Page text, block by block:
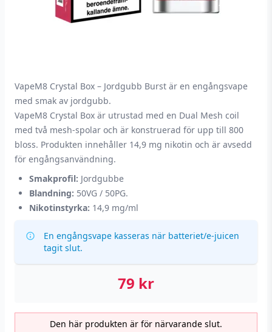
VapeM8 Crystal Box – Jordgubb Burst är en engångsvape
med smak av jordgubb.
VapeM8 Crystal Box är utrustad med en Dual Mesh coil
med två mesh-spolar och är konstruerad för upp till 800
bloss. Produkten innehåller 14,9 mg nikotin och är avsedd
för engångsanvändning.
Smakprofil: Jordgubbe
Blandning: 50VG / 50PG.
Nikotinstyrka: 14,9 mg/ml
En engångsvape kasseras när batteriet/e-juicen
tagit slut.
79 kr
Den här produkten är för närvarande slut.